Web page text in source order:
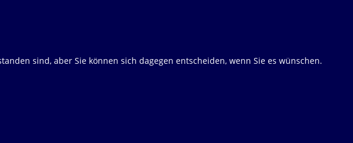
sind, aber Sie können sich dagegen entscheiden, wenn Sie es wünschen.